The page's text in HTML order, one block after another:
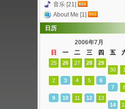
音乐 [21]
About Me [1]
日历
2006年7月
日
一 二 三 四 五
25 26 27 28
29
30
1
2
3 4 5
6
7
9
10 11 12
13
14